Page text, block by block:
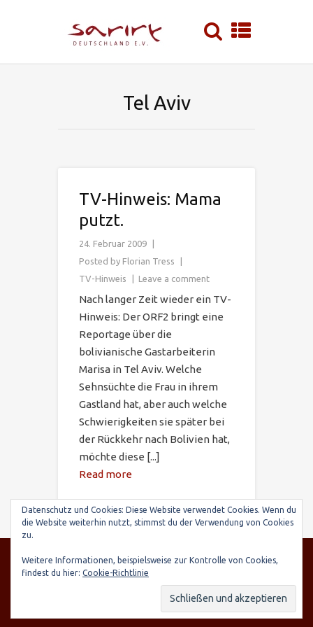
Tel Aviv
TV-Hinweis: Mama
putzt.
24. Februar 2009
Posted by Florian Tress
TV-Hinweis
Leave a comment
Nach langer Zeit wieder ein TV-
Hinweis: Der ORF2 bringt eine
Reportage über die
bolivianische Gastarbeiterin
Marisa in Tel Aviv. Welche
Sehnsüchte die Frau in ihrem
Gastland hat, aber auch welche
Schwierigkeiten sie später bei
der Rückkehr nach Bolivien hat,
möchte diese [...]
Read more
© SARIRY Deutschland e.V., Seltenhornstr. 21,
84559 Kraiburg | Spendenkonto: Raiffeisenbank
Taufkirchen-Oberneukirchen, IBAN: DE03 7016
9568 0000 7248 15, BIC: GENODEF1TAE
Datenschutzerklärung
Datenschutz und Cookies: Diese Website verwendet Cookies. Wenn du
die Website weiterhin nutzt, stimmst du der Verwendung von Cookies
zu.
Weitere Informationen, beispielsweise zur Kontrolle von Cookies,
findest du hier: Cookie-Richtlinie